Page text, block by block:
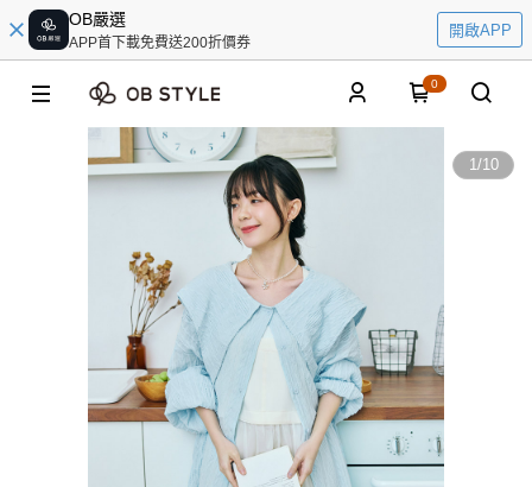
OB嚴選
APP首下載免費送200折價券
開啟APP
0
1/10